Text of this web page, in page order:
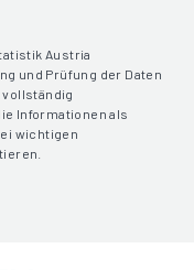
Austria
und Prüfung der Daten
Informationen als
wichtigen